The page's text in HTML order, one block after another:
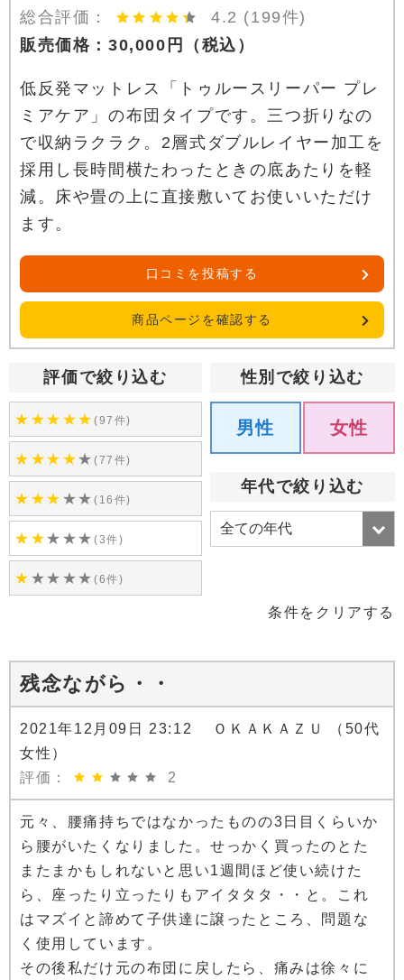
総合評価： 4.2 (199件)
販売価格： 30,000 円 （税込）
低反発マットレス「トゥルースリーパー プレ
ミアケア」の布団タイプです。三つ折りなの
で収納ラクラク。2層式ダブルレイヤー加工を
採用し長時間横たわったときの底あたりを軽
減。床や畳の上に直接敷いてお使いいただけ
ます。
口コミを投稿する
商品ページを確認する
評価で絞り込む
★ ★★ ★★(97件)
★ ★★ ★★(77件)
★ ★★ ★★(16件)
★ ★★ ★★(3件)
★ ★★ ★★(6件)
性別で絞り込む
男性 女性
年代で絞り込む
条件をクリアする
残念ながら・・
2021年12月09日 23:12 ＯＫＡＫＡＺＵ （50代
女性）
評価：
2
元々、腰痛持ちではなかったものの3日目くらいか
ら腰がいたくなりました。せっかく買ったのとた
またまかもしれないと思い1週間ほど使い続けた
ら、座ったり立ったりもアイタタタ・・と。これ
はマズイと諦めて子供達に譲ったところ、問題な
く使用しています。
その後私だけ元の布団に戻したら、痛みは徐々に